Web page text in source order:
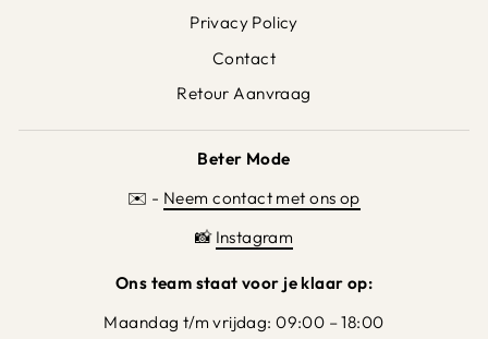
Privacy Policy
Contact
Retour Aanvraag
Beter Mode
✉️ - Neem contact met ons op
📸 Instagram
Ons team staat voor je klaar op:
Maandag t/m vrijdag: 09:00 – 18:00